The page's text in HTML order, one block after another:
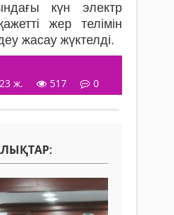
күн электр
жер телімін
жасау жүктелді.
ж.
517 0